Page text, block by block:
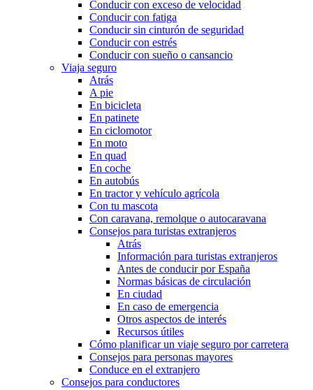
Conducir con exceso de velocidad
Conducir con fatiga
Conducir sin cinturón de seguridad
Conducir con estrés
Conducir con sueño o cansancio
Viaja seguro
Atrás
A pie
En bicicleta
En patinete
En ciclomotor
En moto
En quad
En coche
En autobús
En tractor y vehículo agrícola
Con tu mascota
Con caravana, remolque o autocaravana
Consejos para turistas extranjeros
Atrás
Información para turistas extranjeros
Antes de conducir por España
Normas básicas de circulación
En ciudad
En caso de emergencia
Otros aspectos de interés
Recursos útiles
Cómo planificar un viaje seguro por carretera
Consejos para personas mayores
Conduce en el extranjero
Consejos para conductores